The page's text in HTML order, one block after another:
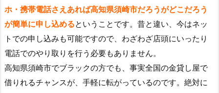
ホ・携帯電話さえあれば高知県須崎市だろうがどこだろう
が簡単に申し込めるということです。昔と違い、今はネッ
トでの申し込みも可能ですので、わざわざ店頭にいったり
電話でのやり取りを行う必要もありません。
高知県須崎市でブラックの方でも、事実全国の金貸し屋で
借りれるチャンスが、手軽に転がっているのです。絶対に